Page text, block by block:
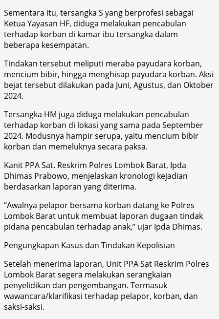
Sementara itu, tersangka S yang berprofesi sebagai
Ketua Yayasan HF, diduga melakukan pencabulan
terhadap korban di kamar ibu tersangka dalam
beberapa kesempatan.
Tindakan tersebut meliputi meraba payudara korban,
mencium bibir, hingga menghisap payudara korban. Aksi
bejat tersebut dilakukan pada Juni, Agustus, dan Oktober
2024.
Tersangka HM juga diduga melakukan pencabulan
terhadap korban di lokasi yang sama pada September
2024. Modusnya hampir serupa, yaitu mencium bibir
korban dan memeluknya secara paksa.
Kanit PPA Sat. Reskrim Polres Lombok Barat, Ipda
Dhimas Prabowo, menjelaskan kronologi kejadian
berdasarkan laporan yang diterima.
“Awalnya pelapor bersama korban datang ke Polres
Lombok Barat untuk membuat laporan dugaan tindak
pidana pencabulan terhadap anak,” ujar Ipda Dhimas.
Pengungkapan Kasus dan Tindakan Kepolisian
Setelah menerima laporan, Unit PPA Sat Reskrim Polres
Lombok Barat segera melakukan serangkaian
penyelidikan dan pengembangan. Termasuk
wawancara/klarifikasi terhadap pelapor, korban, dan
saksi-saksi.